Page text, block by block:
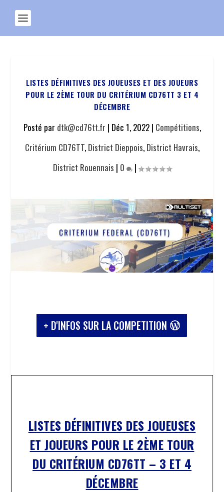
LISTES DÉFINITIVES DES JOUEUSES ET DES JOUEURS
POUR LE 2ÈME TOUR DU CRITÉRIUM CD76TT 3 ET 4
DÉCEMBRE
Posté par dtk@cd76tt.fr | Déc 1, 2022| Compétitions,
Critérium CD76TT, District Dieppois, District Havrais,
District Rouennais | 0 |
+ D'INFOS SUR LA COMPETITION
LISTES DÉFINITIVES DES JOUEUSES
ET JOUEURS POUR LE 2ÈME TOUR
DU CRITÉRIUM CD76TT – 3 ET 4
DÉCEMBRE